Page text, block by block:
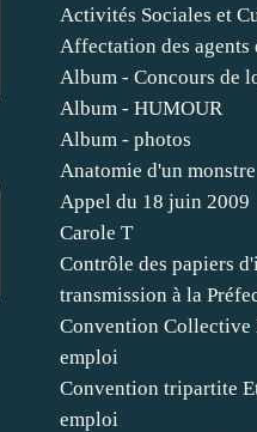
Activités Sociales et
Affectation des agents
Album - Concours de
Album - HUMOUR
Album - photos
Anatomie d'un monstre
Appel du 18 juin 2009
Carole T
Contrôle des papiers
transmission à la
Convention Collective
emploi
Convention tripartite
emploi